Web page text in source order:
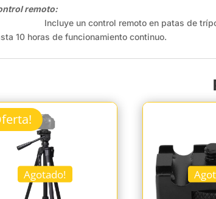
remoto:
un control remoto en patas de trípode
10 horas de funcionamiento continuo.
Agotado!